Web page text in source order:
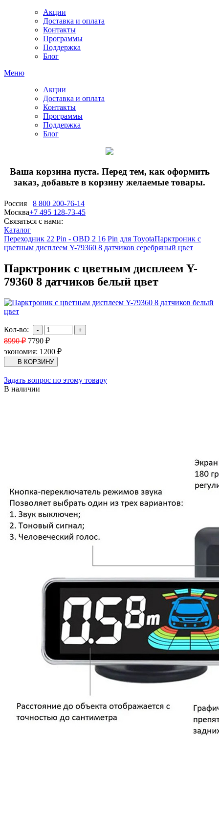
Акции
Доставка и оплата
Контакты
Программы
Поддержка
Блог
Меню
Акции
Доставка и оплата
Контакты
Программы
Поддержка
Блог
Ваша корзина пуста. Перед тем, как оформить
заказ, добавьте в корзину желаемые товары.
Россия
8 800 200-76-14
Москва+7 495 128-73-45
Связаться с нами:
Каталог
Переходник 22 Pin - OBD 2 16 Pin для ToyotaПарктроник с
цветным дисплеем Y-79360 8 датчиков серебряный цвет
Парктроник с цветным дисплеем Y-
79360 8 датчиков белый цвет
Кол-во:
8990₽ 7790 ₽
экономия: 1200 ₽
Задать вопрос по этому товару
В наличии